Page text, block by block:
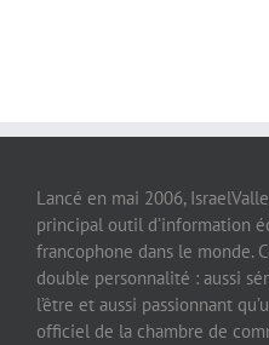
Lancé en mai 2006,
principal outil d’information
francophone dans le monde.
double personnalité : aussi
l’être et aussi passionnant
officiel de la chambre de